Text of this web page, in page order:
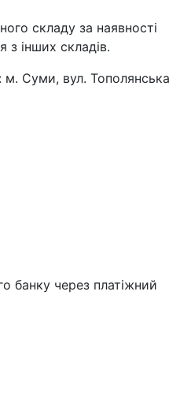
складу за наявності
з інших складів.
м. Суми, вул.
банку через платіжний